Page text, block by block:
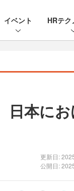
イベント HRテク
日本にお
更新日:
公開日: